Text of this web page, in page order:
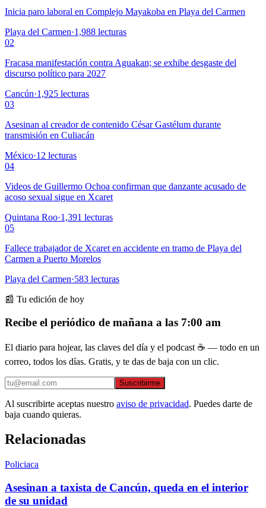
Inicia paro laboral en Complejo Mayakoba en Playa del Carmen
Playa del Carmen·1,988 lecturas
02
Fracasa manifestación contra Aguakan; se exhibe desgaste del
discurso político para 2027
Cancún·1,925 lecturas
03
Asesinan al creador de contenido César Gastélum durante
transmisión en Culiacán
México·12 lecturas
04
Videos de Guillermo Ochoa confirman que danzante acusado de
acoso sexual sigue en Xcaret
Quintana Roo·1,391 lecturas
05
Fallece trabajador de Xcaret en accidente en tramo de Playa del
Carmen a Puerto Morelos
Playa del Carmen·583 lecturas
📰 Tu edición de hoy
Recibe el periódico de mañana a las 7:00 am
El diario para hojear, las claves del día y el podcast ☕ — todo en un
correo, todos los días. Gratis, y te das de baja con un clic.
Suscribirme
Al suscribirte aceptas nuestro aviso de privacidad. Puedes darte de
baja cuando quieras.
Relacionadas
Policiaca
Asesinan a taxista de Cancún, queda en el interior
de su unidad